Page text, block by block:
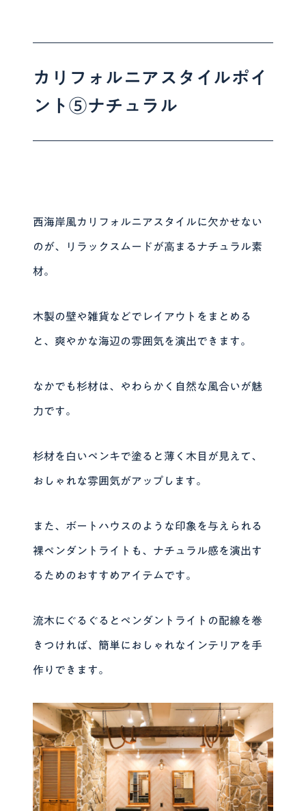
カリフォルニアスタイルポイ
ント⑤ナチュラル
西海岸風カリフォルニアスタイルに欠かせない
のが、リラックスムードが高まるナチュラル素
材。
木製の壁や雑貨などでレイアウトをまとめる
と、爽やかな海辺の雰囲気を演出できます。
なかでも杉材は、やわらかく自然な風合いが魅
力です。
杉材を白いペンキで塗ると薄く木目が見えて、
おしゃれな雰囲気がアップします。
また、ボートハウスのような印象を与えられる
裸ペンダントライトも、ナチュラル感を演出す
るためのおすすめアイテムです。
流木にぐるぐるとペンダントライトの配線を巻
きつければ、簡単におしゃれなインテリアを手
作りできます。